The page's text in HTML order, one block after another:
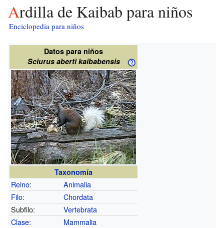
Ardilla de Kaibab para niños
Enciclopedia para niños
Datos para niños
Sciurus aberti kaibabensis
Taxonomía
Reino:
Animalia
Filo:
Chordata
Subfilo:
Vertebrata
Clase:
Mammalia